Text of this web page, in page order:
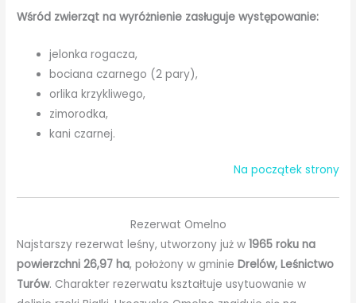
Wśród zwierząt na wyróżnienie zasługuje występowanie:
jelonka rogacza,
bociana czarnego (2 pary),
orlika krzykliwego,
zimorodka,
kani czarnej.
Na początek strony
Rezerwat Omelno
Najstarszy rezerwat leśny, utworzony już w1965 roku na
powierzchni 26,97 ha, położony w gminieDrelów, Leśnictwo
Turów. Charakter rezerwatu kształtuje usytuowanie w